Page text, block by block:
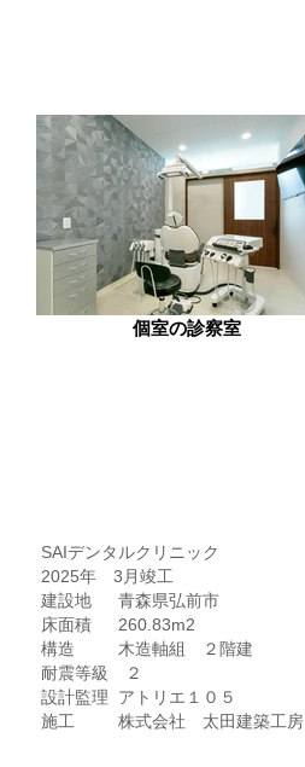
個室の診察室
SAIデンタルクリニック
2025年 3月竣工
建設地 青森県弘前市
床面積 260.83m2
構造 木造軸組 ２階建
​耐震等級 ２
設計監理 アトリエ１０５
施工 株式会社 太田建築工房